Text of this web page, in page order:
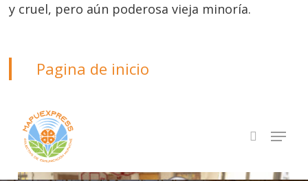
y cruel, pero aún poderosa vieja minoría.
Pagina de inicio